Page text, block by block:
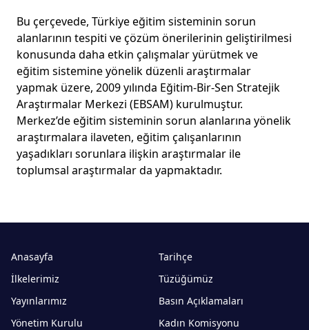
Bu çerçevede, Türkiye eğitim sisteminin sorun
alanlarının tespiti ve çözüm önerilerinin geliştirilmesi
konusunda daha etkin çalışmalar yürütmek ve
eğitim sistemine yönelik düzenli araştırmalar
yapmak üzere, 2009 yılında Eğitim-Bir-Sen Stratejik
Araştırmalar Merkezi (EBSAM) kurulmuştur.
Merkez’de eğitim sisteminin sorun alanlarına yönelik
araştırmalara ilaveten, eğitim çalışanlarının
yaşadıkları sorunlara ilişkin araştırmalar ile
toplumsal araştırmalar da yapmaktadır.
Anasayfa
Tarihçe
İlkelerimiz
Tüzüğümüz
Yayınlarımız
Basın Açıklamaları
Yönetim Kurulu
Kadın Komisyonu